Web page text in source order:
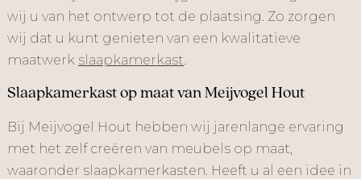
wij u van het ontwerp tot de plaatsing. Zo zorgen
wij dat u kunt genieten van een kwalitatieve
maatwerk slaapkamerkast.
Slaapkamerkast op maat van Meijvogel Hout
Bij Meijvogel Hout hebben wij jarenlange ervaring
met het zelf creëren van meubels op maat,
waaronder slaapkamerkasten. Heeft u al een idee in